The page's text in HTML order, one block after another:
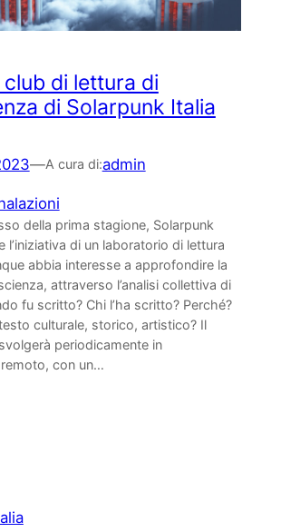
club di lettura di
di Solarpunk Italia
—A cura di:admin
della prima stagione, Solarpunk
l’iniziativa di un laboratorio di lettura
abbia interesse a approfondire la
attraverso l’analisi collettiva di
fu scritto? Chi l’ha scritto? Perché?
culturale, storico, artistico? Il
periodicamente in
con un…